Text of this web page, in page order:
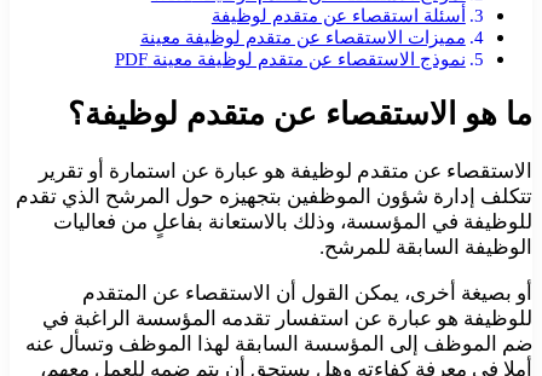
أسئلة استقصاء عن متقدم لوظيفة
مميزات الاستقصاء عن متقدم لوظيفة معينة
نموذج الاستقصاء عن متقدم لوظيفة معينة PDF
ما هو الاستقصاء عن متقدم لوظيفة؟
الاستقصاء عن متقدم لوظيفة هو عبارة عن استمارة أو تقرير
تتكلف إدارة شؤون الموظفين بتجهيزه حول المرشح الذي تقدم
للوظيفة في المؤسسة، وذلك بالاستعانة بفاعلٍ من فعاليات
الوظيفة السابقة للمرشح.
أو بصيغة أخرى، يمكن القول أن الاستقصاء عن المتقدم
للوظيفة هو عبارة عن استفسار تقدمه المؤسسة الراغبة في
ضم الموظف إلى المؤسسة السابقة لهذا الموظف وتسأل عنه
أملا في معرفة كفاءته وهل يستحق أن يتم ضمه للعمل معهم،